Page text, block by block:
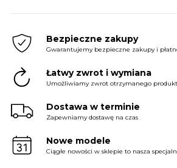
Bezpieczne zakupy
Gwarantujemy bezpieczne zakupy i
Łatwy zwrot i wymiana
Umożliwiamy zwrot otrzymanego
Dostawa w terminie
Zapewniamy dostawę na czas
Nowe modele
Ciągłe nowości w sklepie to nasza